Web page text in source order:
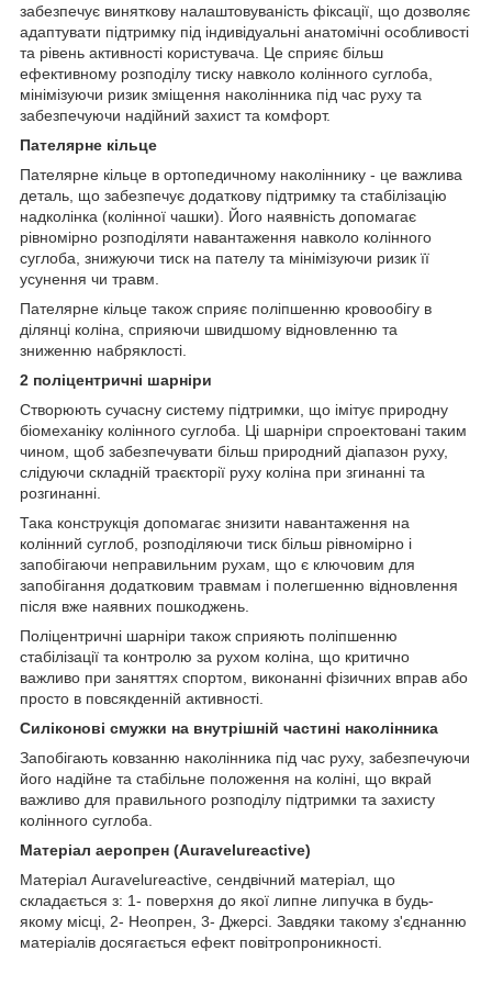
забезпечує виняткову налаштовуваність фіксації, що дозволяє
адаптувати підтримку під індивідуальні анатомічні особливості
та рівень активності користувача. Це сприяє більш
ефективному розподілу тиску навколо колінного суглоба,
мінімізуючи ризик зміщення наколінника під час руху та
забезпечуючи надійний захист та комфорт.
Пателярне кільце
Пателярне кільце в ортопедичному наколіннику - це важлива
деталь, що забезпечує додаткову підтримку та стабілізацію
надколінка (колінної чашки). Його наявність допомагає
рівномірно розподіляти навантаження навколо колінного
суглоба, знижуючи тиск на пателу та мінімізуючи ризик її
усунення чи травм.
Пателярне кільце також сприяє поліпшенню кровообігу в
ділянці коліна, сприяючи швидшому відновленню та
зниженню набряклості.
2 поліцентричні шарніри
Створюють сучасну систему підтримки, що імітує природну
біомеханіку колінного суглоба. Ці шарніри спроектовані таким
чином, щоб забезпечувати більш природний діапазон руху,
слідуючи складній траєкторії руху коліна при згинанні та
розгинанні.
Така конструкція допомагає знизити навантаження на
колінний суглоб, розподіляючи тиск більш рівномірно і
запобігаючи неправильним рухам, що є ключовим для
запобігання додатковим травмам і полегшенню відновлення
після вже наявних пошкоджень.
Поліцентричні шарніри також сприяють поліпшенню
стабілізації та контролю за рухом коліна, що критично
важливо при заняттях спортом, виконанні фізичних вправ або
просто в повсякденній активності.
Силіконові смужки на внутрішній частині наколінника
Запобігають ковзанню наколінника під час руху, забезпечуючи
його надійне та стабільне положення на коліні, що вкрай
важливо для правильного розподілу підтримки та захисту
колінного суглоба.
Матеріал аеропрен (Auravelureactive)
Матеріал Auravelureactive, сендвічний матеріал, що
складається з: 1- поверхня до якої липне липучка в будь-
якому місці, 2- Неопрен, 3- Джерсі. Завдяки такому з'єднанню
матеріалів досягається ефект повітропроникності.